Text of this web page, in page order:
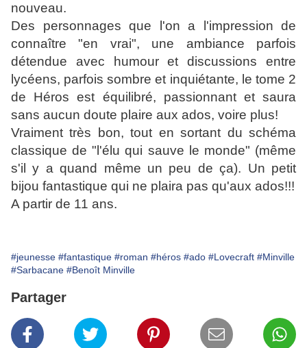
nouveau.
Des personnages que l'on a l'impression de
connaître "en vrai", une ambiance parfois
détendue avec humour et discussions entre
lycéens, parfois sombre et inquiétante, le tome 2
de Héros est équilibré, passionnant et saura
sans aucun doute plaire aux ados, voire plus!
Vraiment très bon, tout en sortant du schéma
classique de "l'élu qui sauve le monde" (même
s'il y a quand même un peu de ça). Un petit
bijou fantastique qui ne plaira pas qu'aux ados!!!
A partir de 11 ans.
#jeunesse #fantastique #roman #héros #ado #Lovecraft #Minville
#Sarbacane #Benoît Minville
Partager